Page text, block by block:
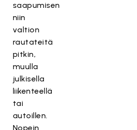
saapumisen
niin
valtion
rautateitä
pitkin,
muulla
julkisella
liikenteellä
tai
autoillen.
Nopein